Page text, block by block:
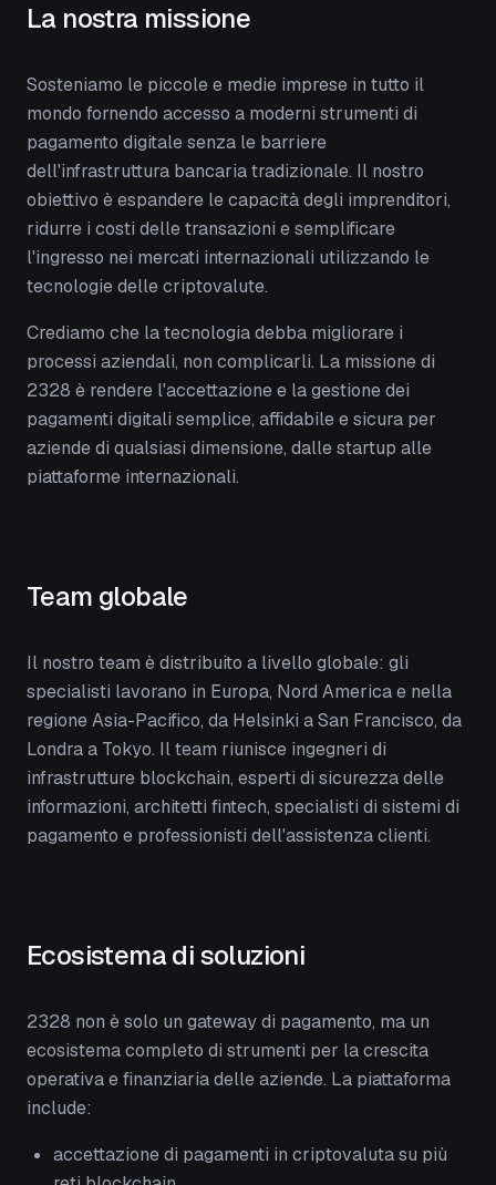
La nostra missione
Sosteniamo le piccole e medie imprese in tutto il
mondo fornendo accesso a moderni strumenti di
pagamento digitale senza le barriere
dell'infrastruttura bancaria tradizionale. Il nostro
obiettivo è espandere le capacità degli imprenditori,
ridurre i costi delle transazioni e semplificare
l'ingresso nei mercati internazionali utilizzando le
tecnologie delle criptovalute.
Crediamo che la tecnologia debba migliorare i
processi aziendali, non complicarli. La missione di
2328 è rendere l'accettazione e la gestione dei
pagamenti digitali semplice, affidabile e sicura per
aziende di qualsiasi dimensione, dalle startup alle
piattaforme internazionali.
Team globale
Il nostro team è distribuito a livello globale: gli
specialisti lavorano in Europa, Nord America e nella
regione Asia-Pacifico, da Helsinki a San Francisco, da
Londra a Tokyo. Il team riunisce ingegneri di
infrastrutture blockchain, esperti di sicurezza delle
informazioni, architetti fintech, specialisti di sistemi di
pagamento e professionisti dell'assistenza clienti.
Ecosistema di soluzioni
2328 non è solo un gateway di pagamento, ma un
ecosistema completo di strumenti per la crescita
operativa e finanziaria delle aziende. La piattaforma
include:
accettazione di pagamenti in criptovaluta su più